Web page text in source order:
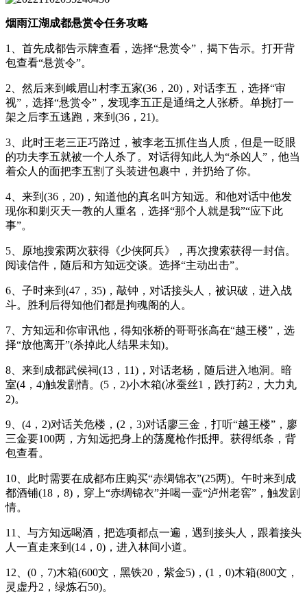
烟雨江湖成都悬赏令任务攻略
1、首先成都告示牌查看，选择“悬赏令”，揭下告示。打开背
包查看“悬赏令”。
2、然后来到峨眉山村李五家(36，20)，对话李五，选择“审
视”，选择“悬赏令”，发现李五正是通缉之人张桥。单挑打一
架之后李五逃跑，来到(36，21)。
3、此时王老三正巧路过，被李老五抓住当人质，但是一眨眼
的功夫李五就被一个人杀了。对话得知此人为“杀凶人”，他当
着众人的面把李五割了头装进包裹中，并扔给了你。
4、来到(36，20)，知道他的真名叫方知远。和他对话中他发
现你和剿灭天一教的人重名，选择“那个人就是我”“应下此
事”。
5、原地搜索两次获得《少侠阿兵》，再次搜索获得一封信。
阅读信件，随后和方知远交谈。选择“主动出击”。
6、子时来到(47，35)，敲钟，对话接头人，被识破，进入战
斗。胜利后得知他们都是拘魂阁的人。
7、方知远和你审讯他，得知张桥的哥哥张高在“越王楼”，选
择“放他离开”(杀掉此人结果未知)。
8、来到成都武侯祠(13，11)，对话老杨，随后进入地洞。暗
室(4，4)触发剧情。(5，2)小木箱(冰蚕丝1，跌打药2，大力丸
2)。
9、(4，2)对话关危楼，(2，3)对话廖三金，打听“越王楼”，廖
三金要100两，方知远把身上的荡魔枪作抵押。获得纸条，背
包查看。
10、此时需要在成都布庄购买“赤绸锦衣”(25两)。午时来到成
都酒铺(18，8)，穿上“赤绸锦衣”并喝一壶“泸州老窖”，触发剧
情。
11、与方知远喝酒，把选项都点一遍，遇到接头人，跟着接头
人一直走来到(14，0)，进入林间小道。
12、(0，7)木箱(600文，黑铁20，紫金5)，(1，0)木箱(800文，
灵虚丹2，绿炼石50)。